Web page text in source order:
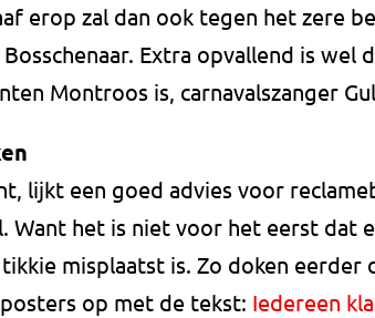
erop zal dan ook tegen het zere
Extra opvallend is wel
Montroos is, carnavalszanger
lijkt een goed advies voor
Want het is niet voor het eerst dat
misplaatst is. Zo doken eerder
op met de tekst: Iedereen